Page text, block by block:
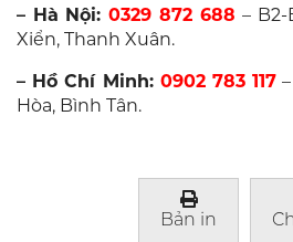
– Hà Nội: 0329 872 688 –
Xiển, Thanh Xuân.
– Hồ Chí Minh:0902 783 117
Hòa, Bình Tân.
Bản in